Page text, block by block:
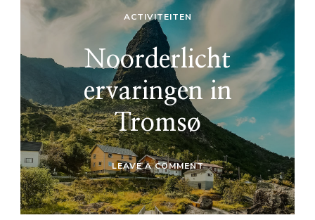
ACTIVITEITEN
Noorderlicht
ervaringen in
Tromsø
LEAVE A COMMENTON
NOORDERLICHT
ERVARINGEN
IN
TROMSØ